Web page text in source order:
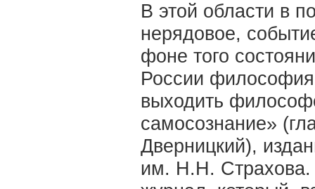
В этой области в
нерядовое,
фоне того
России
выходить
самосознание»
Дверницкий),
им. Н.Н. Страхова.